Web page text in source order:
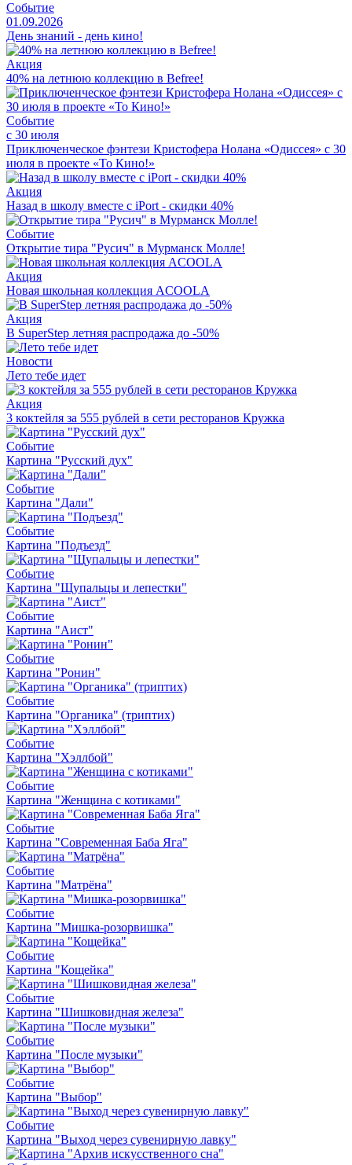
Событие
01.09.2026
День знаний - день кино!
Акция
40% на летнюю коллекцию в Befree!
Событие
с 30 июля
Приключенческое фэнтези Кристофера Нолана «Одиссея» с 30
июля в проекте «То Кино!»
Акция
Назад в школу вместе с iPort - скидки 40%
Событие
Открытие тира "Русич" в Мурманск Молле!
Акция
Новая школьная коллекция ACOOLA
Акция
В SuperStep летняя распродажа до -50%
Новости
Лето тебе идет
Акция
3 коктейля за 555 рублей в сети ресторанов Кружка
Событие
Картина "Русский дух"
Событие
Картина "Дали"
Событие
Картина "Подъезд"
Событие
Картина "Щупальцы и лепестки"
Событие
Картина "Аист"
Событие
Картина "Ронин"
Событие
Картина "Органика" (триптих)
Событие
Картина "Хэллбой"
Событие
Картина "Женщина с котиками"
Событие
Картина "Современная Баба Яга"
Событие
Картина "Матрёна"
Событие
Картина "Мишка-розорвишка"
Событие
Картина "Кощейка"
Событие
Картина "Шишковидная железа"
Событие
Картина "После музыки"
Событие
Картина "Выбор"
Событие
Картина "Выход через сувенирную лавку"